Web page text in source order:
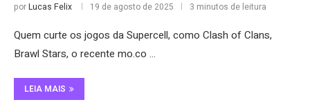
porLucas Felix 19 de agosto de 2025 3 minutos de leitura
Quem curte os jogos da Supercell, como Clash of Clans,
Brawl Stars, o recente mo.co …
LEIA MAIS